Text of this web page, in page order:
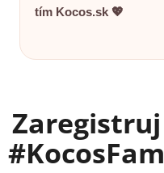
tím Kocos.sk 💖